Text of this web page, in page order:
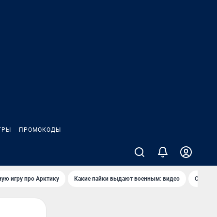
ПРОМОКОДЫ
игру про Арктику Какие пайки выдают военным: видео Самая